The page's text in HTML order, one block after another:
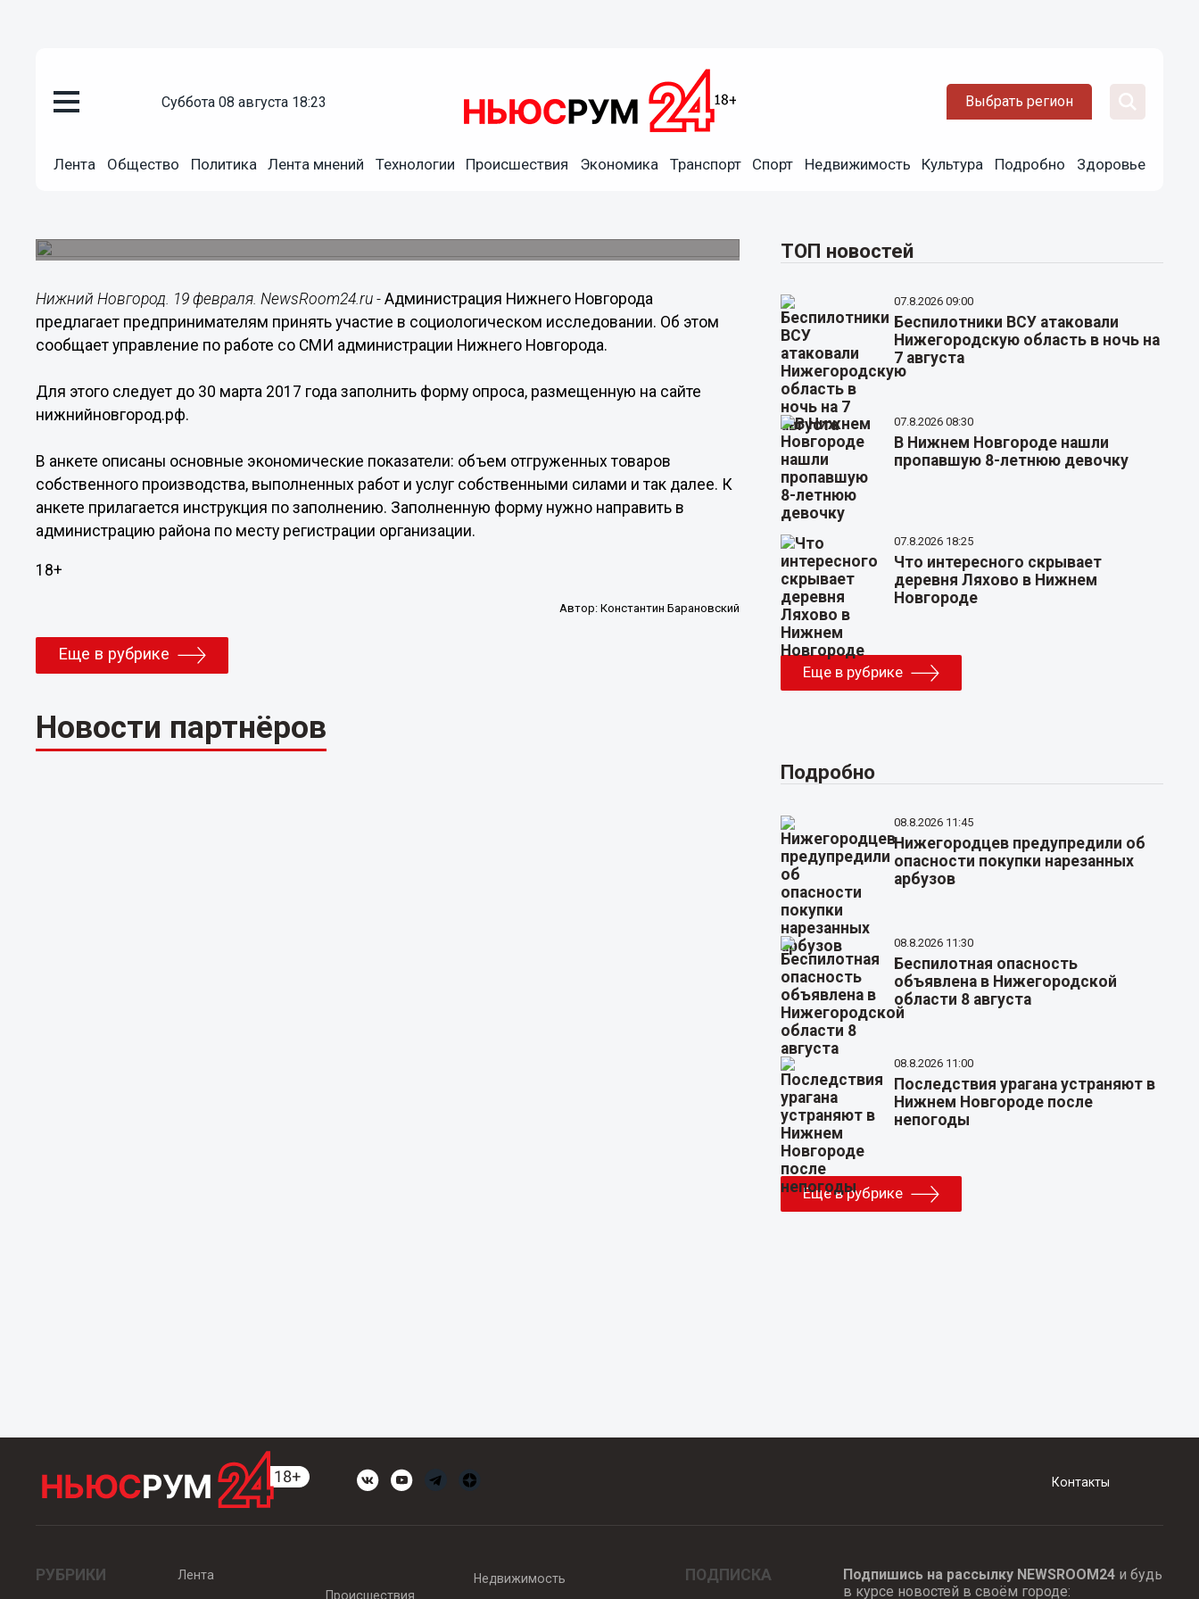
суббота 08 августа 18:23 Выбрать регион
Лента Общество Политика Лента мнений Технологии Происшествия Экономика Транспорт Спорт Недвижимость Культура Подробно Здоровье
Администрация Нижнего Новгорода предлагает
предпринимателям принять участие в социологическом
исследовании
Нижний Новгород. 19 февраля. NewsRoom24.ru -Администрация Нижнего Новгорода
предлагает предпринимателям принять участие в социологическом исследовании. Об этом
сообщает управление по работе со СМИ администрации Нижнего Новгорода.
Для этого следует до 30 марта 2017 года заполнить форму опроса, размещенную на сайте
нижнийновгород.рф.
В анкете описаны основные экономические показатели: объем отгруженных товаров
собственного производства, выполненных работ и услуг собственными силами и так далее. К
анкете прилагается инструкция по заполнению. Заполненную форму нужно направить в
администрацию района по месту регистрации организации.
18+
Автор: Константин Барановский
Еще в рубрике
Новости партнёров
ТОП новостей
07.8.2026 09:00
Беспилотники ВСУ атаковали
Нижегородскую область в ночь на
7 августа
07.8.2026 08:30
В Нижнем Новгороде нашли
пропавшую 8-летнюю девочку
07.8.2026 18:25
Что интересного скрывает
деревня Ляхово в Нижнем
Новгороде
Еще в рубрике
Подробно
08.8.2026 11:45
Нижегородцев предупредили об
опасности покупки нарезанных
арбузов
08.8.2026 11:30
Беспилотная опасность
объявлена в Нижегородской
области 8 августа
08.8.2026 11:00
Последствия урагана устраняют в
Нижнем Новгороде после
непогоды
Еще в рубрике
Контакты
РУБРИКИ
Лента
Происшествия
Недвижимость ПОДПИСКА Подпишись на рассылку NEWSROOM24и будь
в курсе новостей в своём городе: